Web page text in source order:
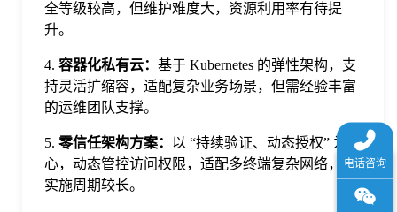
全等级较高，但维护难度大，资源利用率有待提
升。
4. 容器化私有云： 基于 Kubernetes 的弹性架构，支
持灵活扩缩容，适配复杂业务场景，但需经验丰富
的运维团队支撑。
5. 零信任架构方案： 以 “持续验证、动态授权” 为核
心，动态管控访问权限，适配多终端复杂网络，但
实施周期较长。